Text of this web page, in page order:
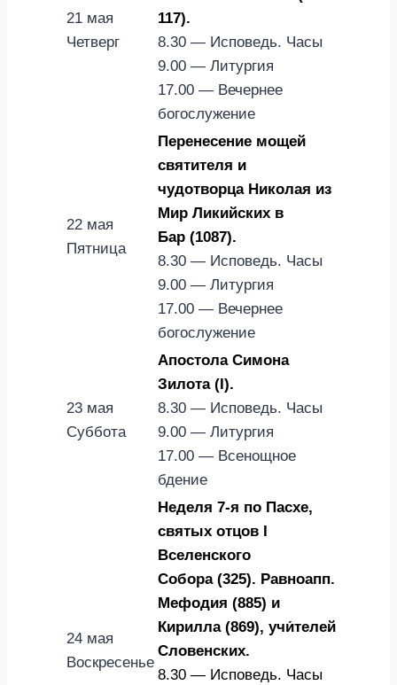
21 мая
Четверг
117).
8.30 — Исповедь. Часы
9.00 — Литургия
17.00 — Вечернее
богослужение
22 мая
Пятница
Перенесение мощей
святителя и
чудотворца Николая из
Мир Ликийских в
Бар (1087).
8.30 — Исповедь. Часы
9.00 — Литургия
17.00 — Вечернее
богослужение
23 мая
Суббота
Апостола Симона
Зилота (I).
8.30 — Исповедь. Часы
9.00 — Литургия
17.00 — Всенощное
бдение
24 мая
Воскресенье
Неделя 7-я по Пасхе,
святых отцов I
Вселенского
Собора (325). Равноапп.
Мефодия (885) и
Кирилла (869), учи́телей
Словенских.
8.30 — Исповедь. Часы